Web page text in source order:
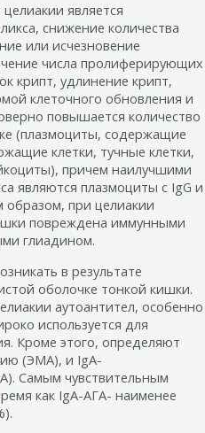
является
снижение количества
или исчезновение
числа пролиферирующих
крипт, удлинение крипт,
клеточного обновления и
повышается количество
(плазмоциты, содержащие
клетки, тучные клетки,
причем наилучшими
являются плазмоциты с IgG и
при целиакии
повреждена иммунными
глиадином.
в результате
оболочке тонкой кишки.
аутоантител, особенно
используется для
Кроме этого, определяют
(ЭМА), и IgA-
Самым чувствительным
как IgА-АГА- наименее